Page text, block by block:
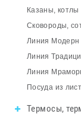
Казаны, котлы
Сковороды,
Линия Модерн
Линия
Линия
Посуда из
Термосы,